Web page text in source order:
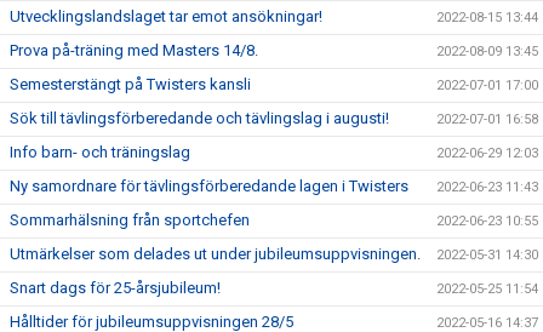
Utvecklingslandslaget tar emot ansökningar! 2022-08-15 13:44
Prova på-träning med Masters 14/8. 2022-08-09 13:45
Semesterstängt på Twisters kansli 2022-07-01 17:00
Sök till tävlingsförberedande och tävlingslag i augusti! 2022-07-01 16:58
Info barn- och träningslag 2022-06-29 12:03
Ny samordnare för tävlingsförberedande lagen i Twisters 2022-06-23 11:43
Sommarhälsning från sportchefen 2022-06-23 10:55
Utmärkelser som delades ut under jubileumsuppvisningen. 2022-05-31 14:30
Snart dags för 25-årsjubileum! 2022-05-25 11:54
Hålltider för jubileumsuppvisningen 28/5 2022-05-16 14:37